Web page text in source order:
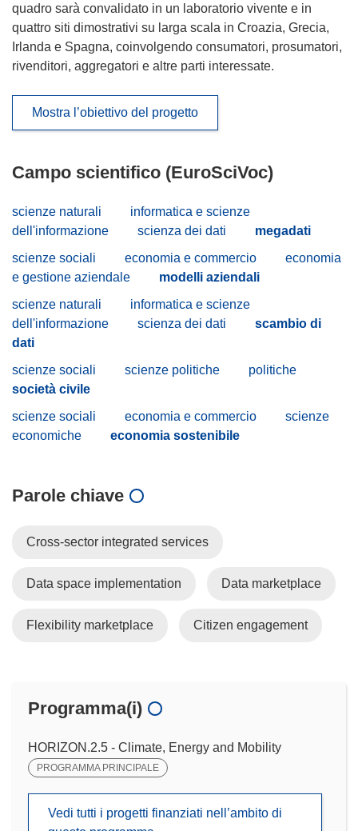
quadro sarà convalidato in un laboratorio vivente e in
quattro siti dimostrativi su larga scala in Croazia, Grecia,
Irlanda e Spagna, coinvolgendo consumatori, prosumatori,
rivenditori, aggregatori e altre parti interessate.
Mostra l’obiettivo del progetto
Campo scientifico (EuroSciVoc)
scienze naturali
informatica e scienze
dell'informazione
scienza dei dati
megadati
scienze sociali
economia e commercio
economia
e gestione aziendale
modelli aziendali
scienze naturali
informatica e scienze
dell'informazione
scienza dei dati
scambio di
dati
scienze sociali
scienze politiche
politiche
società civile
scienze sociali
economia e commercio
scienze
economiche
economia sostenibile
Parole chiave
Cross-sector integrated services
Data space implementation Data marketplace
Flexibility marketplace Citizen engagement
Programma(i)
HORIZON.2.5 - Climate, Energy and Mobility
PROGRAMMA PRINCIPALE
Vedi tutti i progetti finanziati nell’ambito di